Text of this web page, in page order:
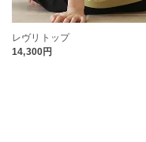
レヴリトップ
14,300円